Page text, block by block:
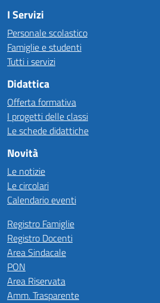
I Servizi
Personale scolastico
Famiglie e studenti
Tutti i servizi
Didattica
Offerta formativa
I progetti delle classi
Le schede didattiche
Novità
Le notizie
Le circolari
Calendario eventi
Registro Famiglie
Registro Docenti
Area Sindacale
PON
Area Riservata
Amm. Trasparente